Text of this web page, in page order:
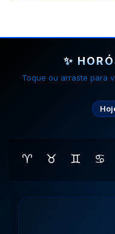
✨
Toque ou arraste para
♈ ♉ ♊ ♋